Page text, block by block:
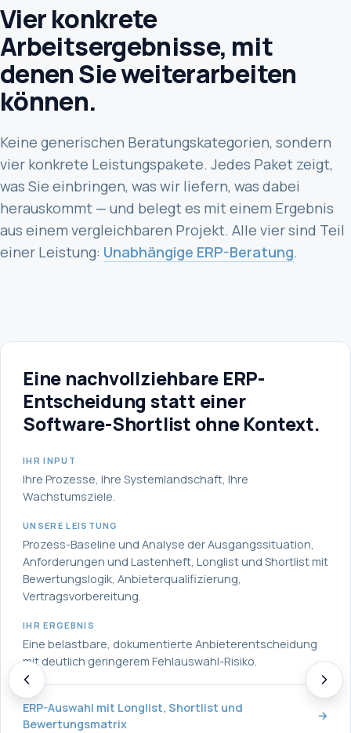
Vier konkrete
Arbeitsergebnisse, mit
denen Sie weiterarbeiten
können.
Keine generischen Beratungskategorien, sondern
vier konkrete Leistungspakete. Jedes Paket zeigt,
was Sie einbringen, was wir liefern, was dabei
herauskommt — und belegt es mit einem Ergebnis
aus einem vergleichbaren Projekt. Alle vier sind Teil
einer Leistung: Unabhängige ERP-Beratung.
Eine nachvollziehbare ERP-
Entscheidung statt einer
Software-Shortlist ohne Kontext.
IHR INPUT
Ihre Prozesse, Ihre Systemlandschaft, Ihre
Wachstumsziele.
UNSERE LEISTUNG
Prozess-Baseline und Analyse der Ausgangssituation,
Anforderungen und Lastenheft, Longlist und Shortlist mit
Bewertungslogik, Anbieterqualifizierung,
Vertragsvorbereitung.
IHR ERGEBNIS
Eine belastbare, dokumentierte Anbieterentscheidung
mit deutlich geringerem Fehlauswahl-Risiko.
ERP-Auswahl mit Longlist, Shortlist und
Bewertungsmatrix
→